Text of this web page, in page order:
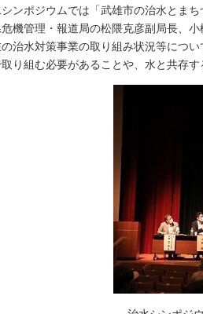
ンポジウムでは「武雄市の治水とま
機管理・報道局の松隈克彦副局長、
治水対策事業の取り組み状況等につ
り組む必要があることや、水と共存